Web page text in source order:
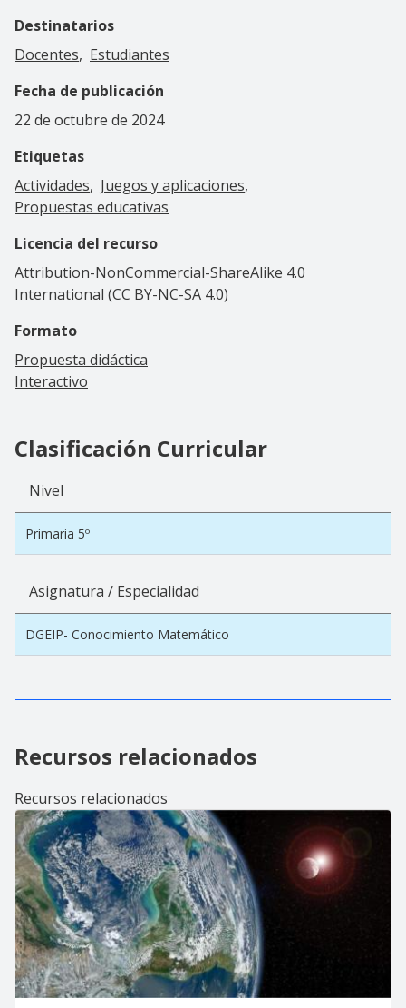
Destinatarios
Docentes
Estudiantes
Fecha de publicación
22 de octubre de 2024
Etiquetas
Actividades
Juegos y aplicaciones
Propuestas educativas
Licencia del recurso
Attribution-NonCommercial-ShareAlike 4.0
International (CC BY-NC-SA 4.0)
Formato
Propuesta didáctica
Interactivo
Clasificación Curricular
Nivel
Primaria 5º
Asignatura / Especialidad
DGEIP- Conocimiento Matemático
Recursos relacionados
Recursos relacionados